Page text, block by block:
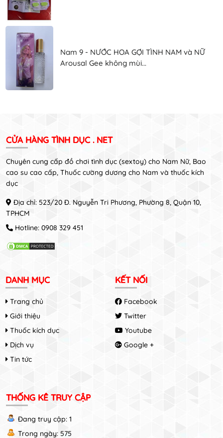
Nam 9 - NƯỚC HOA GỢI TÌNH NAM và NỮ
Arousal Gee không mùi...
CỬA HÀNG TÌNH DỤC . NET
Chuyên cung cấp đồ chơi tình dục (sextoy) cho Nam Nữ, Bao
cao su cao cấp, Thuốc cường dương cho Nam và thuốc kích
dục
Địa chỉ: 523/20 Đ. Nguyễn Tri Phương, Phường 8, Quận 10,
TPHCM
Hotline: 0908 329 451
DANH MỤC
Trang chủ
Giới thiệu
Thuốc kích dục
Dịch vụ
Tin tức
KẾT NỐI
Facebook
Twitter
Youtube
Google +
THỐNG KÊ TRUY CẬP
Đang truy cập: 1
Trong ngày: 575